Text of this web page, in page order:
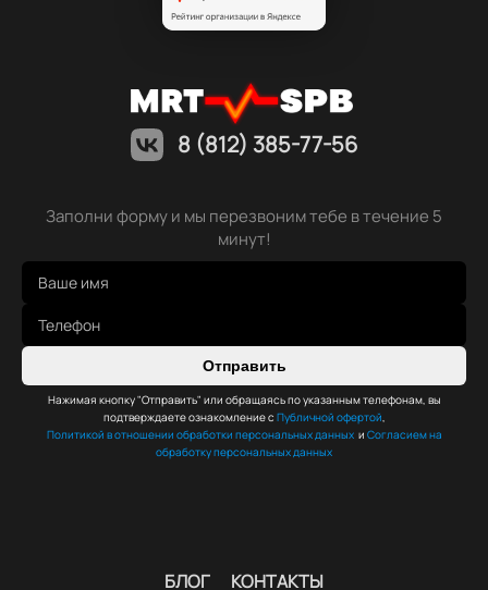
8 (812) 385-77-56
Заполни форму и мы перезвоним тебе в течение 5
минут!
Отправить
Нажимая кнопку "Отправить" или обращаясь по указанным телефонам, вы
подтверждаете ознакомление с Публичной офертой,
Политикой в отношении обработки персональных данных и Согласием на
обработку персональных данных
БЛОГ КОНТАКТЫ